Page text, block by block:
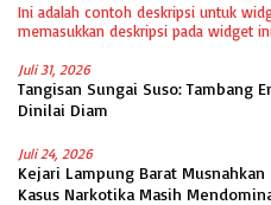
Ini adalah contoh deskripsi untuk
memasukkan deskripsi pada widget
Juli 31, 2026
Tangisan Sungai Suso: Tambang
Dinilai Diam
Juli 24, 2026
Kejari Lampung Barat Musnahkan
Kasus Narkotika Masih